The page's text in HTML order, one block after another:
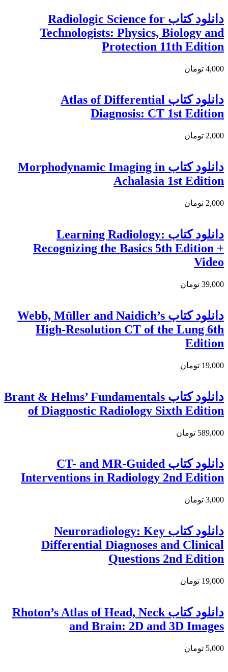
دانلود کتاب Radiologic Science for
Technologists: Physics, Biology and
Protection 11th Edition
4,000 تومان
دانلود كتاب Atlas of Differential
Diagnosis: CT 1st Edition
2,000 تومان
دانلود كتاب Morphodynamic Imaging in
Achalasia 1st Edition
2,000 تومان
دانلود کتاب Learning Radiology:
Recognizing the Basics 5th Edition +
Video
39,000 تومان
دانلود کتاب Webb, Müller and Naidich’s
High-Resolution CT of the Lung 6th
Edition
19,000 تومان
دانلود کتاب Brant & Helms’ Fundamentals
of Diagnostic Radiology Sixth Edition
589,000 تومان
دانلود کتاب CT- and MR-Guided
Interventions in Radiology 2nd Edition
3,000 تومان
دانلود كتاب Neuroradiology: Key
Differential Diagnoses and Clinical
Questions 2nd Edition
19,000 تومان
دانلود کتاب Rhoton’s Atlas of Head, Neck
and Brain: 2D and 3D Images
5,000 تومان